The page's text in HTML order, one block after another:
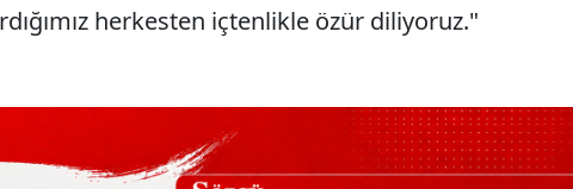
herkesten içtenlikle özür diliyoruz."